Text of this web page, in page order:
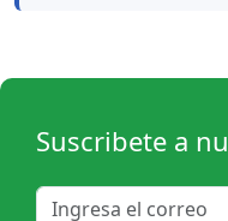
Suscribete a